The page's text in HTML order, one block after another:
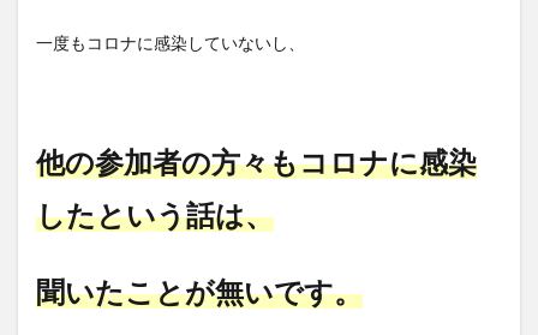
一度も コロナに感染していないし、
他の参加者の方々もコロナに感染
したという話は、
聞いたことが無いです。